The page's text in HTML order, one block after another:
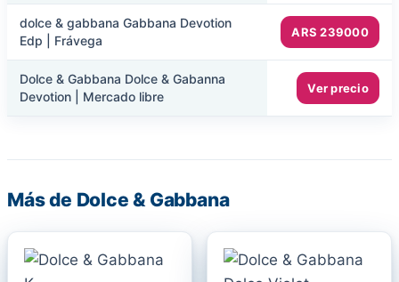
dolce & gabbana Gabbana Devotion
Edp | Frávega
ARS 239000
Dolce & Gabbana Dolce & Gabanna
Devotion | Mercado libre
Ver precio
Más de Dolce & Gabbana